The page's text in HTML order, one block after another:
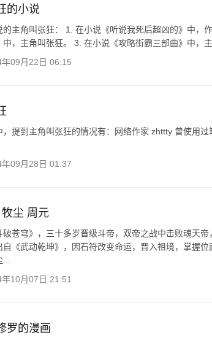
的小说
的主角叫张狂： 1. 在小说《听说我死后超凶的》中，
中，主角叫张狂。 3. 在小说《攻略街霸三部曲》中，
年09月22日 06:15
，提到主角叫张狂的情况有：网络作家 zhttty 曾使用
年09月28日 01:37
尘 周元
破苍穹》，三十多岁晋级斗帝，双帝之战中击败魂天
自《武动乾坤》，因石符改变命运，晋入祖境，掌握
10月07日 21:51
罗的漫画